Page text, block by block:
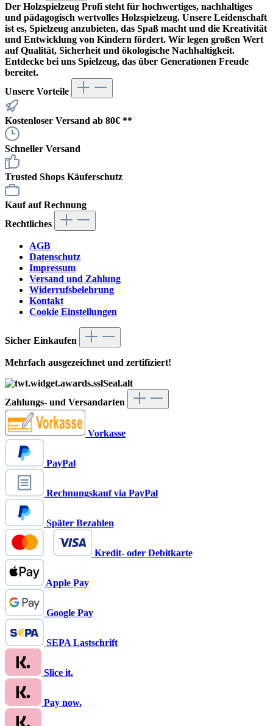
Der Holzspielzeug Profi steht für hochwertiges, nachhaltiges
und pädagogisch wertvolles Holzspielzeug. Unsere Leidenschaft
ist es, Spielzeug anzubieten, das Spaß macht und die Kreativität
und Entwicklung von Kindern fördert. Wir legen großen Wert
auf Qualität, Sicherheit und ökologische Nachhaltigkeit.
Entdecke bei uns Spielzeug, das über Generationen Freude
bereitet.
Unsere Vorteile
Kostenloser Versand ab 80€ **
Schneller Versand
Trusted Shops Käuferschutz
Kauf auf Rechnung
Rechtliches
AGB
Datenschutz
Impressum
Versand und Zahlung
Widerrufsbelehrung
Kontakt
Cookie Einstellungen
Sicher Einkaufen
Mehrfach ausgezeichnet und zertifiziert!
Zahlungs- und Versandarten
Vorkasse
PayPal
Rechnungskauf via PayPal
Später Bezahlen
Kredit- oder Debitkarte
Apple Pay
Google Pay
SEPA Lastschrift
Slice it.
Pay now.